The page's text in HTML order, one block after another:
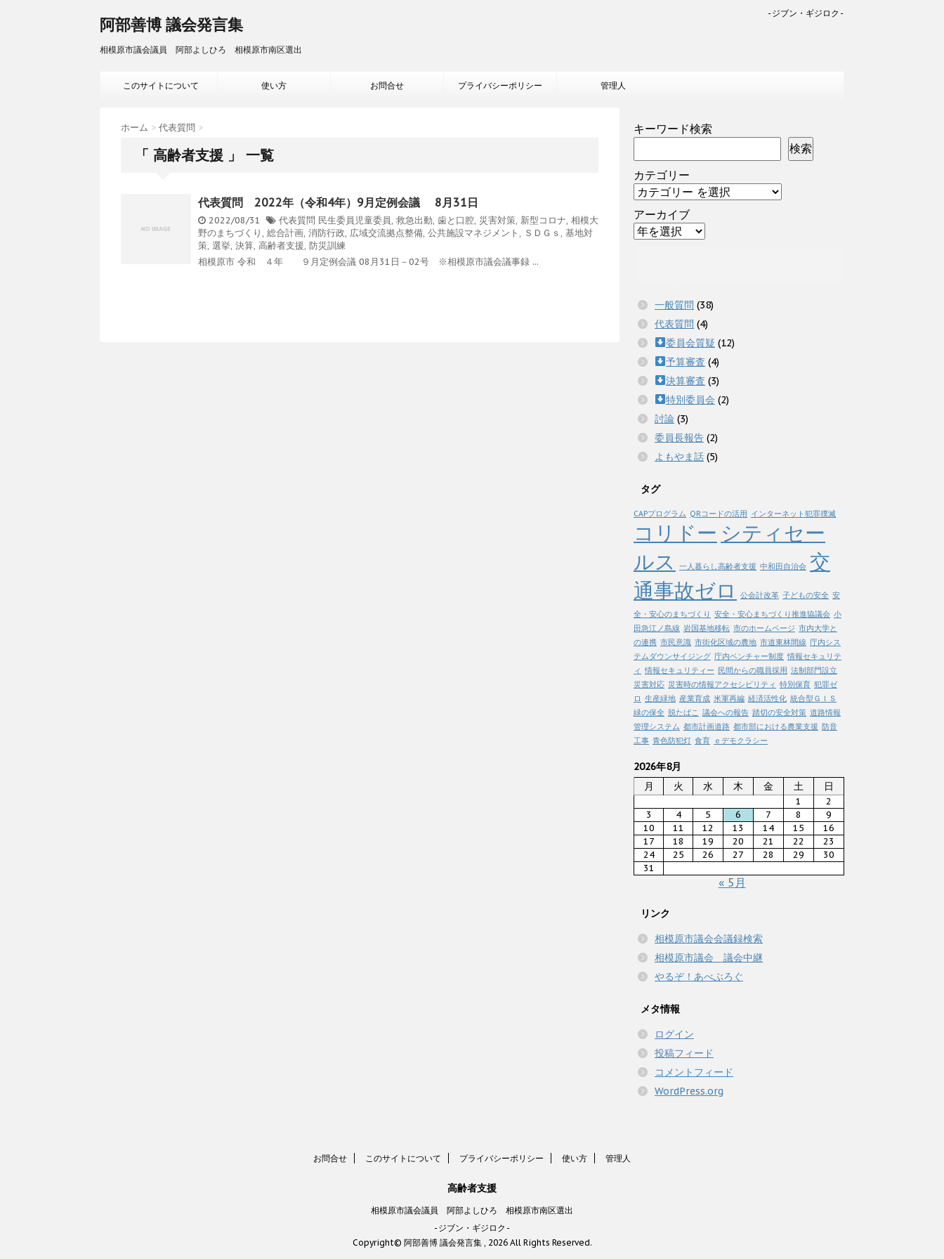
阿部善博 議会発言集
相模原市議会議員 阿部よしひろ 相模原市南区選出
-ジブン・ギジロク-
このサイトについて 使い方 お問合せ プライバシーポリシー 管理人
ホーム > 代表質問 >
「 高齢者支援 」 一覧
代表質問 2022年（令和4年）9月定例会議 8月31日
2022/08/31 代表質問 民生委員児童委員, 救急出動, 歯と口腔, 災害対策, 新型コロナ, 相模大
野のまちづくり , 総合計画, 消防行政, 広域交流拠点整備, 公共施設マネジメント , ＳＤＧｓ , 基地対
策, 選挙, 決算, 高齢者支援, 防災訓練
相模原市 令和 ４年 ９月定例会議 08月31日－02号 ※相模原市議会議事録 ...
キーワード検索
検索
カテゴリー
アーカイブ
一般質問 (38)
代表質問 (4)
委員会質疑 (12)
予算審査 (4)
決算審査 (3)
特別委員会 (2)
討論 (3)
委員長報告 (2)
よもやま話 (5)
タグ
CAPプログラム QRコードの活用 インターネット犯罪撲滅
コリドー シティセー
ルス
一人暮らし高齢者支援 中和田自治会 交
通事故ゼロ
公会計改革 子どもの安全 安
全・安心のまちづくり 安全・安心まちづくり推進協議会 小
田急江ノ島線 岩国基地移転 市のホームページ 市内大学と
の連携 市民意識 市街化区域の農地 市道東林間線 庁内シス
テムダウンサイジング 庁内ベンチャー制度 情報セキュリテ
ィ 情報セキュリティー 民間からの職員採用 法制部門設立
災害対応 災害時の情報アクセシビリティ 特別保育 犯罪ゼ
ロ 生産緑地 産業育成 米軍再編 経済活性化 統合型ＧＩＳ
緑の保全 脱たばこ 議会への報告 踏切の安全対策 道路情報
管理システム 都市計画道路 都市部における農業支援 防音
工事 青色防犯灯 食育 ｅデモクラシー
2026年8月
月
火 水 木 金 土 日
1
2
3
4 5 6 7 8
9
10
11 12 13 14 15
16
17
18 19 20 21 22
23
24
25 26 27 28 29
30
31
« 5月
リンク
相模原市議会会議録検索
相模原市議会 議会中継
やるぞ！あべぶろぐ
メタ情報
ログイン
投稿フィード
コメントフィード
WordPress.org
お問合せ このサイトについて プライバシーポリシー 使い方 管理人
高齢者支援
相模原市議会議員 阿部よしひろ 相模原市南区選出
-ジブン・ギジロク-
Copyright© 阿部善博 議会発言集 , 2026 All Rights Reserved.